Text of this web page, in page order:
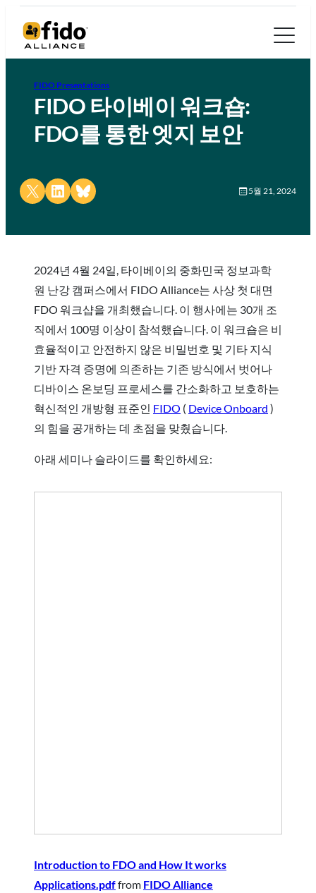
FIDO Presentations
FIDO 타이베이 워크숍:
FDO를 통한 엣지 보안
Share on X Share on LinkedIn
Share on Bluesky 5월 21, 2024
2024년 4월 24일, 타이베이의 중화민국 정보과학
원 난강 캠퍼스에서 FIDO Alliance는 사상 첫 대면
FDO 워크샵을 개최했습니다. 이 행사에는 30개 조
직에서 100명 이상이 참석했습니다. 이 워크숍은 비
효율적이고 안전하지 않은 비밀번호 및 기타 지식
기반 자격 증명에 의존하는 기존 방식에서 벗어나
디바이스 온보딩 프로세스를 간소화하고 보호하는
혁신적인 개방형 표준인 FIDO ( Device Onboard )
의 힘을 공개하는 데 초점을 맞췄습니다.
아래 세미나 슬라이드를 확인하세요:
Introduction to FDO and How It works
Applications.pdffrom FIDO Alliance